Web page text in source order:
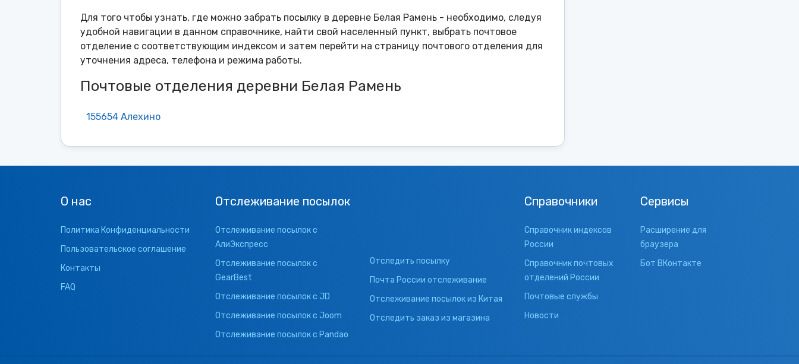
Для того чтобы узнать, где можно забрать посылку в деревне Белая Рамень - необходимо, следуя
удобной навигации в данном справочнике, найти свой населенный пункт, выбрать почтовое
отделение с соответствующим индексом и затем перейти на страницу почтового отделения для
уточнения адреса, телефона и режима работы.
Почтовые отделения деревни Белая Рамень
155654 Алехино
О нас
Политика Конфиденциальности
Пользовательское соглашение
Контакты
FAQ
Отслеживание посылок
Отслеживание посылок с
АлиЭкспресс
Отслеживание посылок с
GearBest
Отслеживание посылок с JD
Отслеживание посылок с Joom
Отслеживание посылок с Pandao
Отследить посылку
Почта России отслеживание
Отслеживание посылок из Китая
Отследить заказ из магазина
Справочники
Справочник индексов
России
Справочник почтовых
отделений России
Почтовые службы
Новости
Сервисы
Расширение для
браузера
Бот ВКонтакте